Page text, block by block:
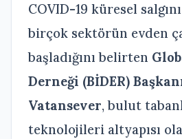
COVID-19 küresel
birçok sektörün evden
başladığını belirten
Derneği (BİDER)
Vatansever, bulut
teknolojileri altyapısı